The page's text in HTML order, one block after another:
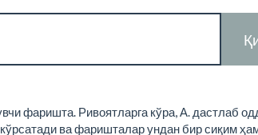
фаришта. Ривоятларга кўра, А. дастлаб
ва фаришталар ундан бир сиқим